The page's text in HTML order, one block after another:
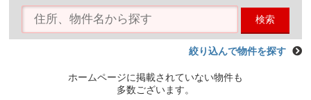
検索
絞り込んで物件を探す
ホームページに掲載されていない物件も
多数ございます。